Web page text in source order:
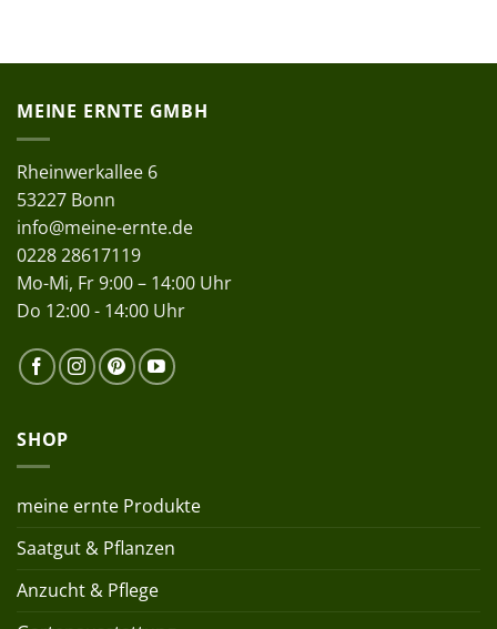
MEINE ERNTE GMBH
Rheinwerkallee 6
53227 Bonn
info@meine-ernte.de
0228 28617119
Mo-Mi, Fr 9:00 – 14:00 Uhr
Do 12:00 - 14:00 Uhr
SHOP
meine ernte Produkte
Saatgut & Pflanzen
Anzucht & Pflege